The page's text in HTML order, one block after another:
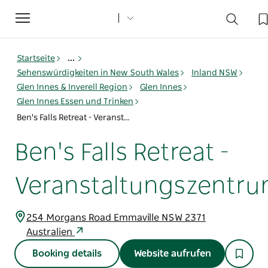
Toggle
navigation
Startseite
...
Sehenswürdigkeiten in New South Wales
Inland NSW
Glen Innes & Inverell Region
Glen Innes
Glen Innes Essen und Trinken
Ben's Falls Retreat - Veranstaltungszentrum
Ben's Falls Retreat -
254 Morgans Road Emmaville NSW 2371
Australien
Booking details Website aufrufen